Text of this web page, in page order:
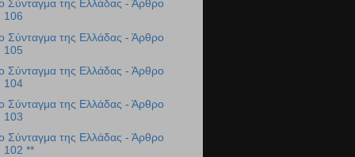
Σύνταγμα της Ελλάδας - Άρθρο
106
Σύνταγμα της Ελλάδας - Άρθρο
105
Σύνταγμα της Ελλάδας - Άρθρο
104
Σύνταγμα της Ελλάδας - Άρθρο
103
Σύνταγμα της Ελλάδας - Άρθρο
102 **